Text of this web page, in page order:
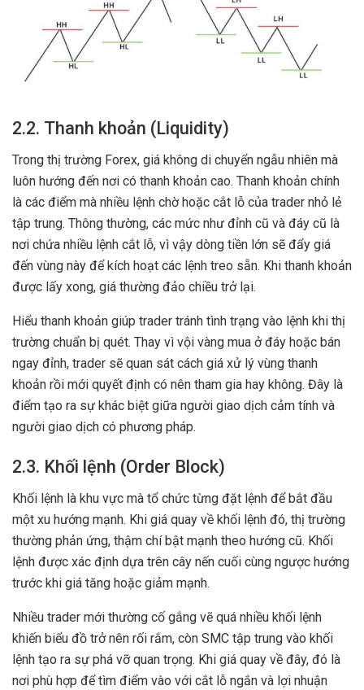
2.2. Thanh khoản (Liquidity)
Trong thị trường Forex, giá không di chuyển ngẫu nhiên mà
luôn hướng đến nơi có thanh khoản cao. Thanh khoản chính
là các điểm mà nhiều lệnh chờ hoặc cắt lỗ của trader nhỏ lẻ
tập trung. Thông thường, các mức như đỉnh cũ và đáy cũ là
nơi chứa nhiều lệnh cắt lỗ, vì vậy dòng tiền lớn sẽ đẩy giá
đến vùng này để kích hoạt các lệnh treo sẵn. Khi thanh khoản
được lấy xong, giá thường đảo chiều trở lại.
Hiểu thanh khoản giúp trader tránh tình trạng vào lệnh khi thị
trường chuẩn bị quét. Thay vì vội vàng mua ở đáy hoặc bán
ngay đỉnh, trader sẽ quan sát cách giá xử lý vùng thanh
khoản rồi mới quyết định có nên tham gia hay không. Đây là
điểm tạo ra sự khác biệt giữa người giao dịch cảm tính và
người giao dịch có phương pháp.
2.3. Khối lệnh (Order Block)
Khối lệnh là khu vực mà tổ chức từng đặt lệnh để bắt đầu
một xu hướng mạnh. Khi giá quay về khối lệnh đó, thị trường
thường phản ứng, thậm chí bật mạnh theo hướng cũ. Khối
lệnh được xác định dựa trên cây nến cuối cùng ngược hướng
trước khi giá tăng hoặc giảm mạnh.
Nhiều trader mới thường cố gắng vẽ quá nhiều khối lệnh
khiến biểu đồ trở nên rối rắm, còn SMC tập trung vào khối
lệnh tạo ra sự phá vỡ quan trọng. Khi giá quay về đây, đó là
nơi phù hợp để tìm điểm vào với cắt lỗ ngắn và lợi nhuận